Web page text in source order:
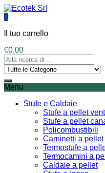
0
Il tuo carrello
€0,00
Menu
Stufe e Caldaie
Stufe a pellet
Stufe a pellet
Policombustibili
Caminetti a pellet
Termostufe a
Termocamini a
Caldaie a pellet